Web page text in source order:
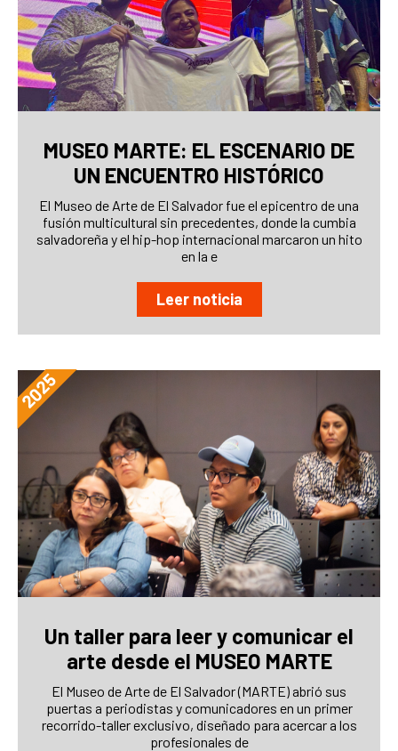
MUSEO MARTE: EL ESCENARIO DE
UN ENCUENTRO HISTÓRICO
El Museo de Arte de El Salvador fue el epicentro de una
fusión multicultural sin precedentes, donde la cumbia
salvadoreña y el hip-hop internacional marcaron un hito
en la e
Leer noticia
Un taller para leer y comunicar el
arte desde el MUSEO MARTE
El Museo de Arte de El Salvador (MARTE) abrió sus
puertas a periodistas y comunicadores en un primer
recorrido-taller exclusivo, diseñado para acercar a los
profesionales de